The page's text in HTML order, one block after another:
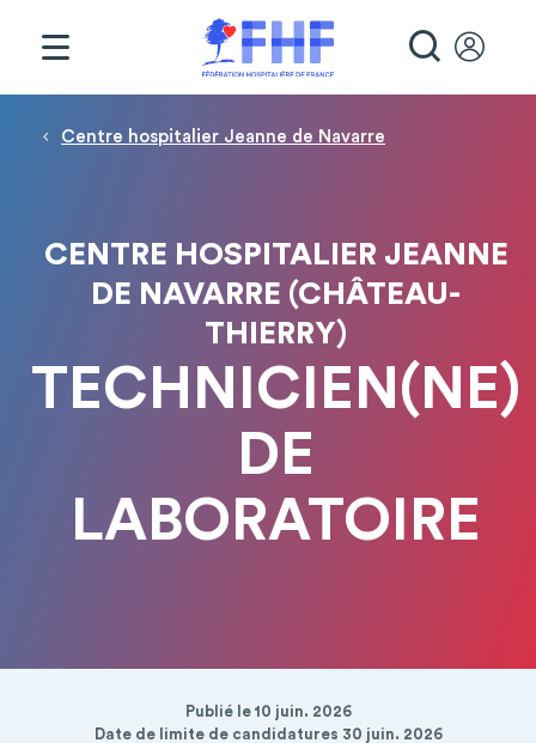
Fil d'Ariane
Centre hospitalier Jeanne de Navarre
CENTRE HOSPITALIER JEANNE
DE NAVARRE (CHÂTEAU-
THIERRY)
TECHNICIEN(NE)
DE
LABORATOIRE
Publié le 10 juin. 2026
Date de limite de candidatures 30 juin. 2026
Panneau de gestion des cookies